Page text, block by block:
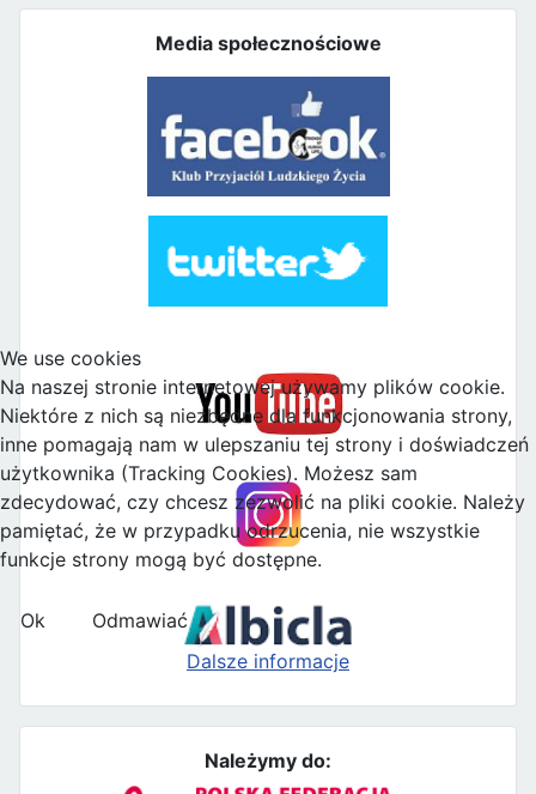
Media społecznościowe
Należymy do:
We use cookies
Na naszej stronie internetowej używamy plików cookie.
Niektóre z nich są niezbędne dla funkcjonowania strony,
inne pomagają nam w ulepszaniu tej strony i doświadczeń
użytkownika (Tracking Cookies). Możesz sam
zdecydować, czy chcesz zezwolić na pliki cookie. Należy
pamiętać, że w przypadku odrzucenia, nie wszystkie
funkcje strony mogą być dostępne.
Ok
Odmawiać
Dalsze informacje